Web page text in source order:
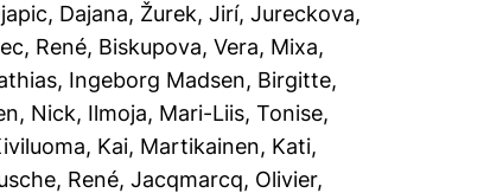
Dajana, Žurek, Jirí,Jureckova,
René, Biskupova, Vera, Mixa,
, Ingeborg Madsen, Birgitte,
Nick, Ilmoja, Mari-Liis,Tonise,
Kai, Martikainen, Kati,
René,Jacqmarcq, Olivier,